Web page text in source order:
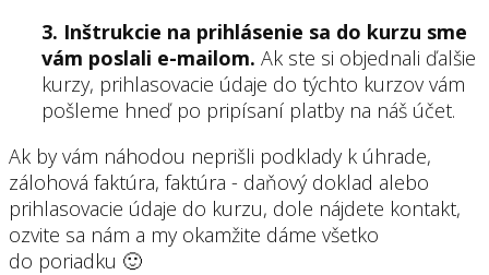
3. Inštrukcie na prihlásenie sa do kurzu sme
vám poslali e-mailom. Ak ste si objednali ďalšie
kurzy, prihlasovacie údaje do týchto kurzov vám
pošleme hneď po pripísaní platby na náš účet.
Ak by vám náhodou neprišli podklady k úhrade,
zálohová faktúra, faktúra - daňový doklad alebo
prihlasovacie údaje do kurzu, dole nájdete kontakt,
ozvite sa nám a my okamžite dáme všetko
do poriadku 🙂